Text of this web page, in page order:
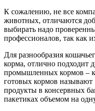
К сожалению, не все
животных, отличаются
выбирать надо
профессионалов, так как
Для разнообразия
корма, отлично подходит
промышленных кормов –
готовых кормов
продукты в консервных
пакетиках объемом на